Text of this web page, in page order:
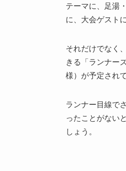
テーマに、足湯
に、大会ゲスト
それだけでなく
きる「ランナー
様）が予定され
ランナー目線で
ったことがない
しょう。